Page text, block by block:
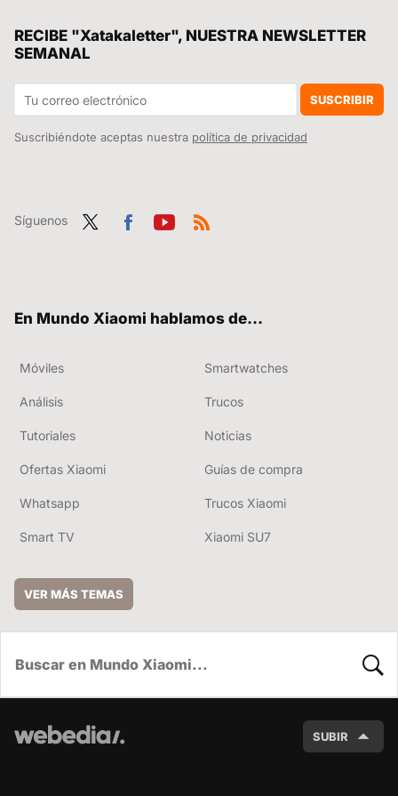
Ya es oficial: Así es el REDMI Note 17 Pro, un rey sin rival en su gama y el Xiaomi más resistente
RECIBE "Xatakaletter", NUESTRA NEWSLETTER
SEMANAL
SUSCRIBIR
Suscribiéndote aceptas nuestra política de privacidad
Síguenos
En Mundo Xiaomi hablamos de...
Móviles Smartwatches
Análisis Trucos
Tutoriales Noticias
Ofertas Xiaomi Guías de compra
Whatsapp Trucos Xiaomi
Smart TV Xiaomi SU7
VER MÁS TEMAS
SUBIR